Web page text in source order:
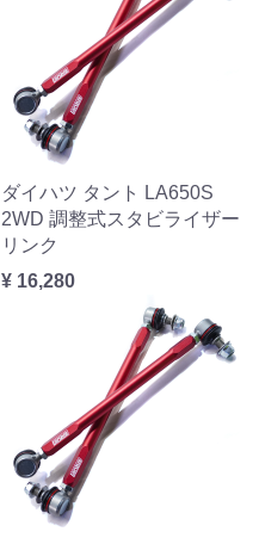
ダイハツ タント LA650S
2WD 調整式スタビライザー
リンク
¥ 16,280